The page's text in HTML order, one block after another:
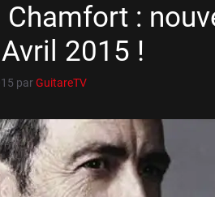
Chamfort :
2015 !
parGuitareTV